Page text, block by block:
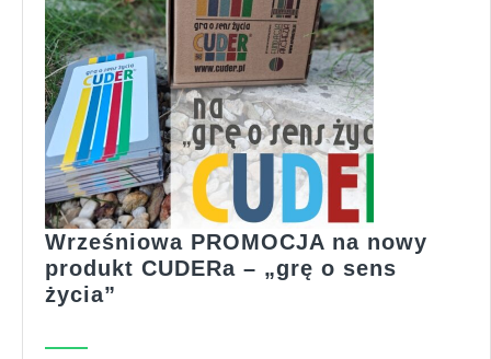
Wrześniowa PROMOCJA na nowy
produkt CUDERa – „grę o sens
życia”